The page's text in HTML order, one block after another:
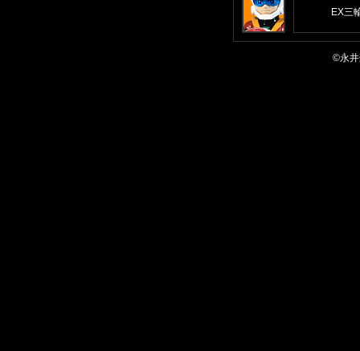
EX三
©永井